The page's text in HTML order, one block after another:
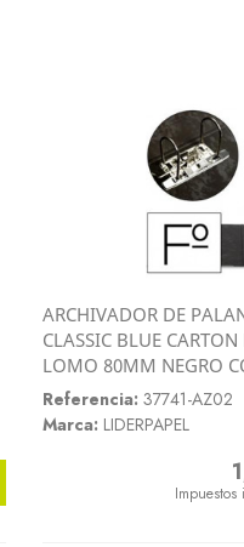

ARCHIVADOR DE
CLASSIC BLUE
LOMO 80MM NEGRO
Referencia: 37741-AZ02
Marca: LIDERPAPEL